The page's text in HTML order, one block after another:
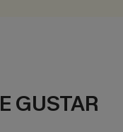
GUSTAR